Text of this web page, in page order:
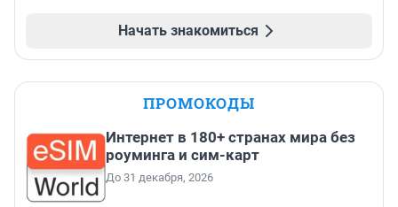
Начать знакомиться
ПРОМОКОДЫ
Интернет в 180+ странах мира без
роуминга и сим-карт
До 31 декабря, 2026